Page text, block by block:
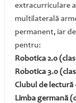
extracurriculare
multilaterală
permanent, iar
pentru:
Robotica 2.0
Robotica 3.0
Clubul de lectură
Limba germană